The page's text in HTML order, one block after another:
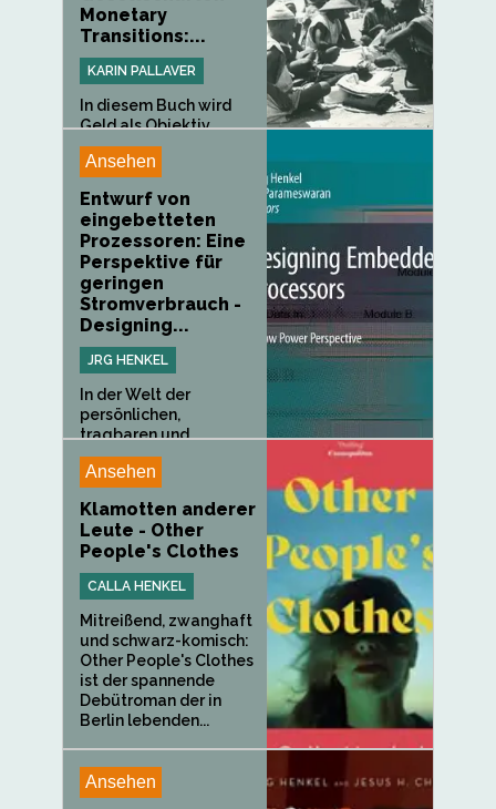
Monetary
Transitions:...
KARIN PALLAVER
In diesem Buch wird
Geld als Objektiv
verwendet,...
Ansehen
Entwurf von
eingebetteten
Prozessoren: Eine
Perspektive für
geringen
Stromverbrauch -
Designing...
JRG HENKEL
In der Welt der
persönlichen,
tragbaren und...
Ansehen
Klamotten anderer
Leute - Other
People's Clothes
CALLA HENKEL
Mitreißend, zwanghaft
und schwarz-komisch:
Other People's Clothes
ist der spannende
Debütroman der in
Berlin lebenden...
Ansehen